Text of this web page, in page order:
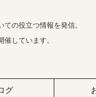
の役立つ情報を発信。
催しています。
グ